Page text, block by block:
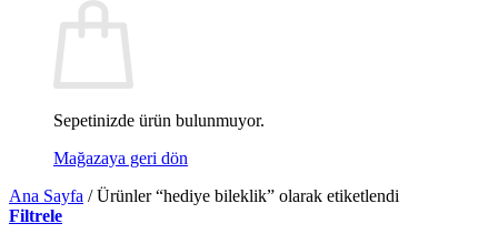
Sepetinizde ürün bulunmuyor.
Mağazaya geri dön
Ana Sayfa /Ürünler “hediye bileklik” olarak etiketlendi
Filtrele